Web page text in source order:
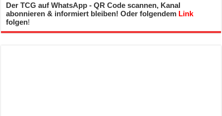
Der TCG auf WhatsApp - QR Code scannen, Kanal
abonnieren & informiert bleiben! Oder folgendem Link
folgen!